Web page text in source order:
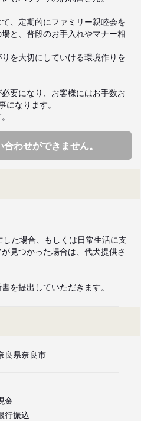
、定期的にファミリー親睦会を
と、普段のお手入れやマナー相
を大切にしていける環境作りを
要になり、お客様にはお手数お
なります。
わせができません。
た場合、もしくは日常生活に支
見つかった場合は、代犬提供さ
を提出していただきます。
良県奈良市
金
行振込